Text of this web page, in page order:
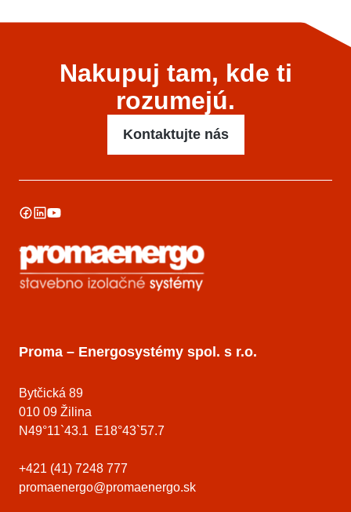
Nakupuj tam, kde ti
rozumejú.
Kontaktujte nás
Proma – Energosystémy spol. s r.o.
Bytčická 89
010 09 Žilina
N49°11`43.1 E18°43`57.7
+421 (41) 7248 777
promaenergo@promaenergo.sk